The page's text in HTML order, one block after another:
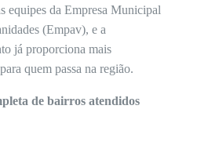
equipes da Empresa Municipal
(Empav), e a
já proporciona mais
quem passa na região.
de bairros atendidos